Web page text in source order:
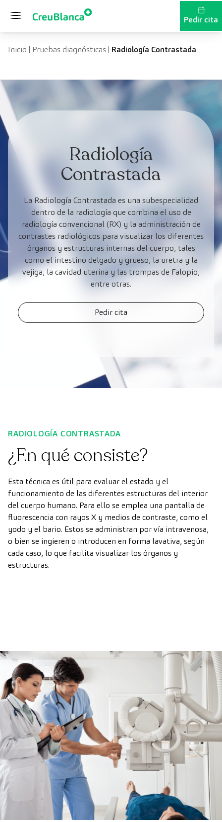
Pedir cita
Inicio | Pruebas diagnósticas| Radiología Contrastada
Radiología
Contrastada
La Radiología Contrastada es una subespecialidad
dentro de la radiología que combina el uso de
radiología convencional (RX) y la administración de
contrastes radiológicos para visualizar los diferentes
órganos y estructuras internas del cuerpo, tales
como el intestino delgado y grueso, la uretra y la
vejiga, la cavidad uterina y las trompas de Falopio,
entre otras.
Pedir cita
RADIOLOGÍA CONTRASTADA
¿En qué consiste?
Esta técnica es útil para evaluar el estado y el
funcionamiento de las diferentes estructuras del interior
del cuerpo humano. Para ello se emplea una pantalla de
fluorescencia con rayos X y medios de contraste, como el
yodo y el bario. Estos se administran por vía intravenosa,
o bien se ingieren o introducen en forma lavativa, según
cada caso, lo que facilita visualizar los órganos y
estructuras.